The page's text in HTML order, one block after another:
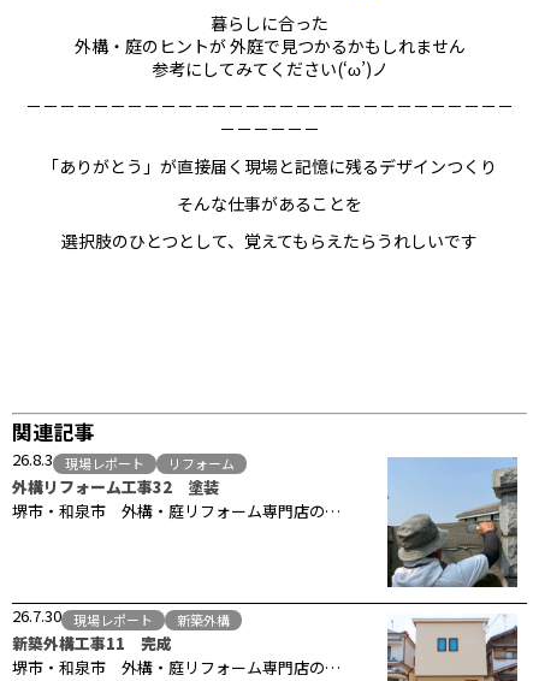
暮らしに合った
外構・庭のヒントが 外庭で見つかるかもしれません
参考にしてみてください(‘ω’)ノ
－－－－－－－－－－－－－－－－－－－－－－－－－－－－－
－－－－－－
「ありがとう」が直接届く現場と記憶に残るデザインつくり
そんな仕事があることを
選択肢のひとつとして、覚えてもらえたらうれしいです
関連記事
26.8.3 現場レポート リフォーム
外構リフォーム工事32 塗装
堺市・和泉市 外構・庭リフォーム専門店の…
26.7.30 現場レポート 新築外構
新築外構工事11 完成
堺市・和泉市 外構・庭リフォーム専門店の…